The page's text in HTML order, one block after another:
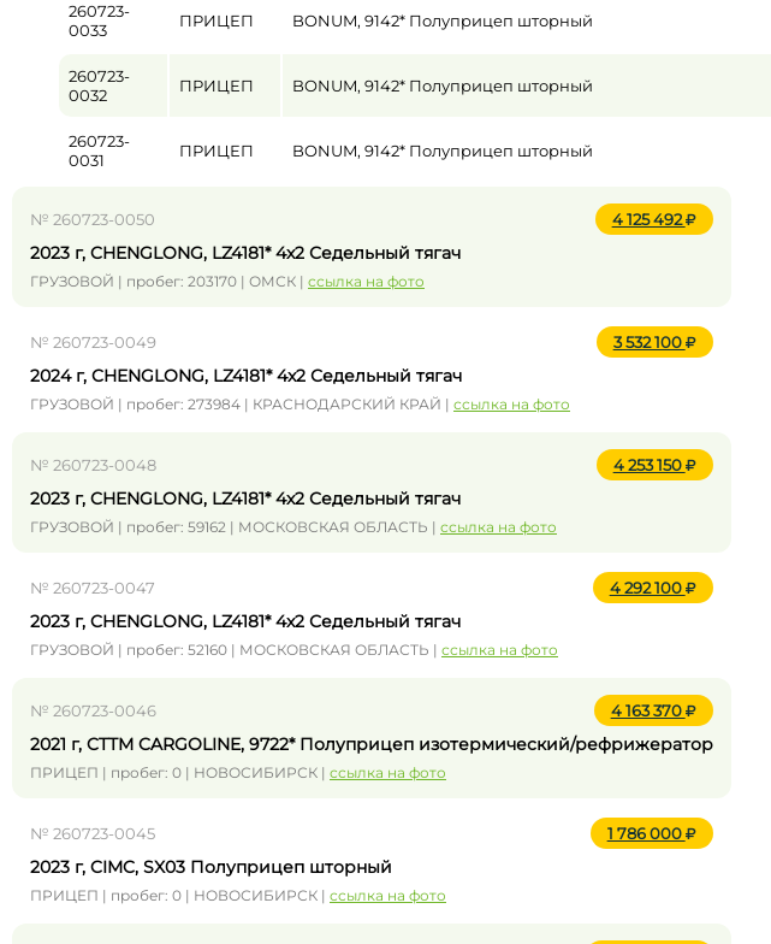
260723-
0033
ПРИЦЕП BONUM, 9142* Полуприцеп шторный
260723-
0032
ПРИЦЕП BONUM, 9142* Полуприцеп шторный
260723-
0031
ПРИЦЕП BONUM, 9142* Полуприцеп шторный
№ 260723-0050 4 125 492
2023 г, CHENGLONG, LZ4181* 4x2 Седельный тягач
ГРУЗОВОЙ | пробег: 203170 | ОМСК | ссылка на фото
№ 260723-0049 3 532 100
2024 г, CHENGLONG, LZ4181* 4x2 Седельный тягач
ГРУЗОВОЙ | пробег: 273984 | КРАСНОДАРСКИЙ КРАЙ | ссылка на фото
№ 260723-0048 4 253 150
2023 г, CHENGLONG, LZ4181* 4x2 Седельный тягач
ГРУЗОВОЙ | пробег: 59162 | МОСКОВСКАЯ ОБЛАСТЬ | ссылка на фото
№ 260723-0047 4 292 100
2023 г, CHENGLONG, LZ4181* 4x2 Седельный тягач
ГРУЗОВОЙ | пробег: 52160 | МОСКОВСКАЯ ОБЛАСТЬ | ссылка на фото
№ 260723-0046 4 163 370
2021 г, CTTM CARGOLINE, 9722* Полуприцеп изотермический/рефрижератор
ПРИЦЕП | пробег: 0 | НОВОСИБИРСК | ссылка на фото
№ 260723-0045 1 786 000
2023 г, CIMC, SX03 Полуприцеп шторный
ПРИЦЕП | пробег: 0 | НОВОСИБИРСК | ссылка на фото